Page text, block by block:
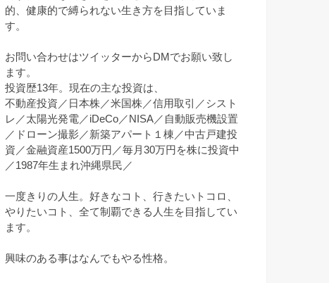
的、健康的で縛られない生き方を目指していま
す。
お問い合わせはツイッターからDMでお願い致し
ます。
投資歴13年。現在の主な投資は、
不動産投資／日本株／米国株／信用取引／シスト
レ／太陽光発電／iDeCo／NISA／自動販売機設置
／ドローン撮影／新築アパート１棟／中古戸建投
資／金融資産1500万円／毎月30万円を株に投資中
／1987年生まれ沖縄県民／
一度きりの人生。好きなコト、行きたいトコロ、
やりたいコト、全て制覇できる人生を目指してい
ます。
興味のある事はなんでもやる性格。